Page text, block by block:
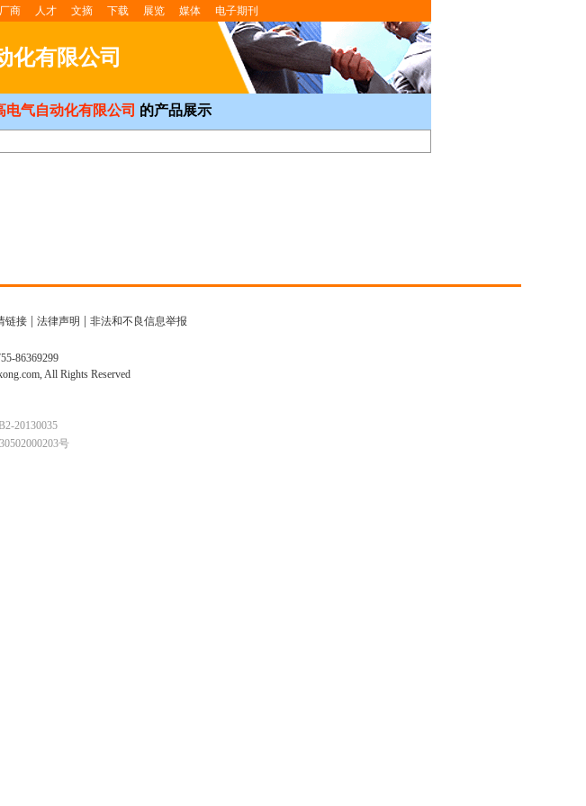
厂商 人才 文摘 下载 展览 媒体 电子期刊
化有限公司
电气自动化有限公司 的产品展示
链接| 法律声明 非法和不良信息举报
86369299
All Rights Reserved
20130035
号